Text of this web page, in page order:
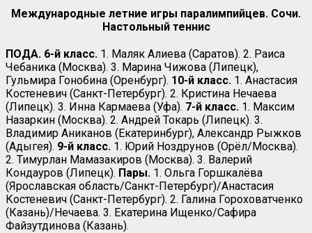
Международные летние игры паралимпийцев. Сочи.
Настольный теннис
ПОДА. 6-й класс. 1. Маляк Алиева (Саратов). 2. Раиса
Чебаника (Москва). 3. Марина Чижова (Липецк),
Гульмира Гонобина (Оренбург). 10-й класс. 1. Анастасия
Костеневич (Санкт-Петербург). 2. Кристина Нечаева
(Липецк). 3. Инна Кармаева (Уфа). 7-й класс. 1. Максим
Назаркин (Москва). 2. Андрей Токарь (Липецк). 3.
Владимир Аниканов (Екатеринбург), Александр Рыжков
(Адыгея). 9-й класс. 1. Юрий Ноздрунов (Орёл/Москва).
2. Тимурлан Мамазакиров (Москва). 3. Валерий
Кондауров (Липецк). Пары. 1. Ольга Горшкалёва
(Ярославская область/Санкт-Петербург)/Анастасия
Костеневич (Санкт-Петербург). 2. Галина Гороховатченко
(Казань)/Нечаева. 3. Екатерина Ищенко/Сафира
Файзутдинова (Казань).